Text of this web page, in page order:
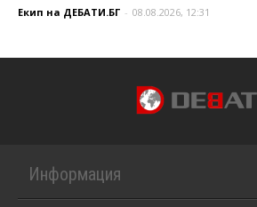
Екип на ДЕБАТИ.БГ - 08.08.2026, 12:31
Информация